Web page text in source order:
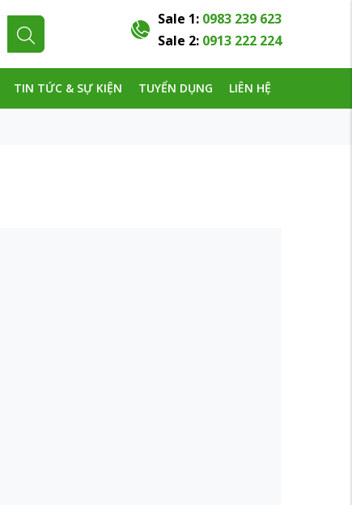
Sale 1: 0983 239 623
Sale 2: 0913 222 224
TIN TỨC & SỰ KIỆN TUYỂN DỤNG LIÊN HỆ